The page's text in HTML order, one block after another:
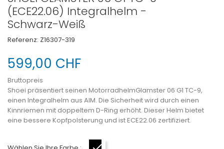
(ECE22.06) Integralhelm -
Schwarz-Weiß
Referenz: Z16307-319
599,00 CHF
Bruttopreis
Shoei präsentiert seinen MotorradhelmGlamster 06 G1 TC-9,
einen Integralhelm aus AIM. Die Sicherheit wird durch einen
Kinnriemen mit doppeltem D-Ring erhöht. Dieser Helm bietet
eine bessere Kopfpolsterung und ist ECE22.06 zertifiziert.